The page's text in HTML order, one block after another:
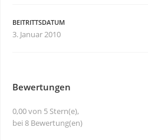
BEITRITTSDATUM
3. Januar 2010
Bewertungen
0,00 von 5 Stern(e),
bei 8 Bewertung(en)